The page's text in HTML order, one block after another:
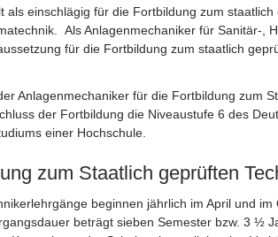
als einschlägig für die Fortbildung zum
Als Anlagenmechaniker für Sanitär-,
für die Fortbildung zum staatlich
Anlagenmechaniker für die Fortbildung zum
der Fortbildung die Niveaustufe 6 des
einer Hochschule.
zum Staatlich geprüften
beginnen jährlich im April und im
beträgt sieben Semester bzw. 3 ½